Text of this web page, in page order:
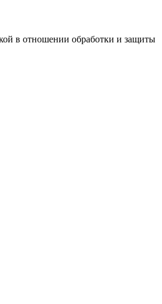
в отношении обработки и защиты